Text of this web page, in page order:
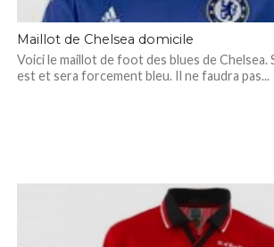
Maillot de Chelsea domicile
Voici le maillot de foot des blues de Chelsea.
est et sera forcement bleu. Il ne faudra pas...